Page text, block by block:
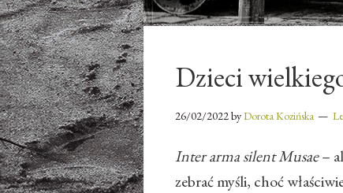
Dzieci
26/02/2022byDorota Kozińska
Inter arma silent Musae–
zebrać myśli, choć